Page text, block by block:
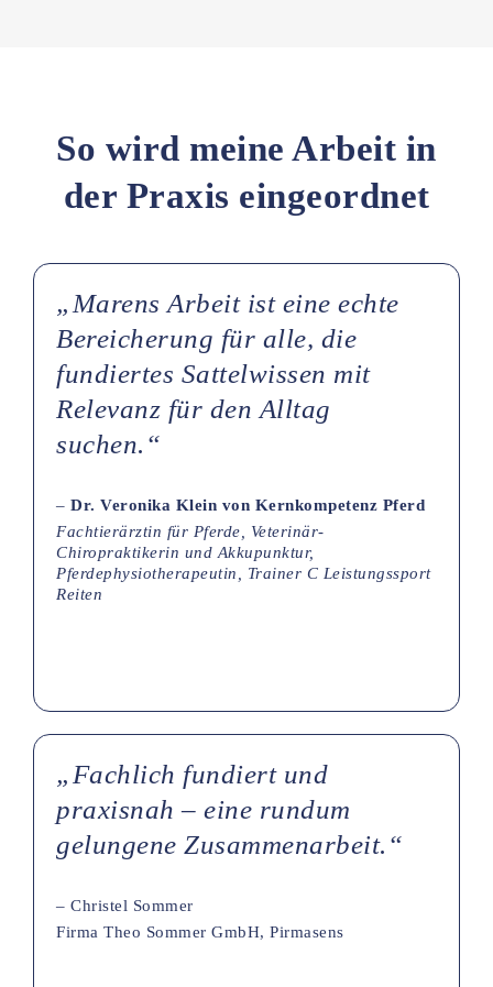
So wird meine Arbeit in
der Praxis eingeordnet
„Marens Arbeit ist eine echte
Bereicherung für alle, die
fundiertes Sattelwissen mit
Relevanz für den Alltag
suchen.“
–Dr. Veronika Klein von Kernkompetenz Pferd
Fachtierärztin für Pferde, Veterinär-
Chiropraktikerin und Akkupunktur,
Pferdephysiotherapeutin, Trainer C Leistungssport
Reiten
„Fachlich fundiert und
praxisnah – eine rundum
gelungene Zusammenarbeit.“
– Christel Sommer
Firma Theo Sommer GmbH, Pirmasens